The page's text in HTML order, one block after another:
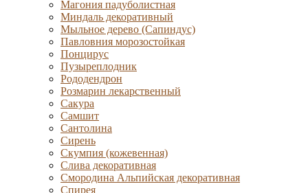
Магония падуболистная
Миндаль декоративный
Мыльное дерево (Сапиндус)
Павловния морозостойкая
Понцирус
Пузыреплодник
Рододендрон
Розмарин лекарственный
Сакура
Самшит
Сантолина
Сирень
Скумпия (кожевенная)
Слива декоративная
Смородина Альпийская декоративная
Спирея